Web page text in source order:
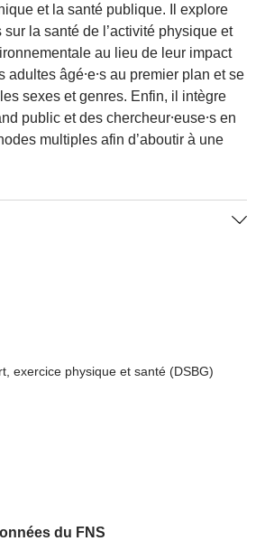
et la santé publique. Il explore
sur la santé de l’activité physique et
au lieu de leur impact
adultes âgé⸱e⸱s au premier plan et se
sexes et genres. Enfin, il intègre
public et des chercheur⸱euse⸱s en
multiples afin d’aboutir à une
exercice physique et santé (DSBG)
du FNS